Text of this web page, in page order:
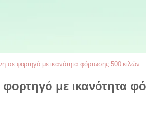
σε φορτηγό με ικανότητα φόρτωσης 500 κιλών
με ικανότητα